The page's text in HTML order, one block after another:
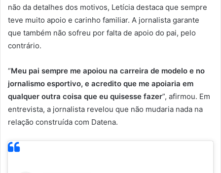
não da detalhes dos motivos, Letícia destaca que sempre
teve muito apoio e carinho familiar. A jornalista garante
que também não sofreu por falta de apoio do pai, pelo
contrário.
“Meu pai sempre me apoiou na carreira de modelo e no
jornalismo esportivo, e acredito que me apoiaria em
qualquer outra coisa que eu quisesse fazer”, afirmou. Em
entrevista, a jornalista revelou que não mudaria nada na
relação construída com Datena.